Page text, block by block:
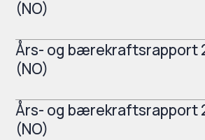
(NO)
Års- og bærekraftsrapport
(NO)
Års- og bærekraftsrapport
(NO)